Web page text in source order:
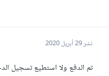
نشر29 أبريل 2020
تم الدفع ولا استطيع تسجيل الدخول